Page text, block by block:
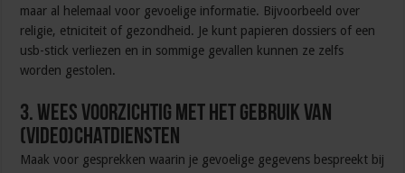
maar al helemaal voor gevoelige informatie. Bijvoorbeeld over
religie, etniciteit of gezondheid. Je kunt papieren dossiers of een
usb-stick verliezen en in sommige gevallen kunnen ze zelfs
worden gestolen.
3. Wees voorzichtig met het gebruik van
(video)chatdiensten
Maak voor gesprekken waarin je gevoelige gegevens bespreekt bij